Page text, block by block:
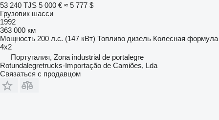
53 240 TJS 5 000 € ≈ 5 777 $
Грузовик шасси
1992
363 000 км
Мощность 200 л.с. (147 кВт) Топливо дизель Колесная формула
4x2
Португалия, Zona industrial de portalegre
Rotundalegretrucks-Importação de Camiões, Lda
Связаться с продавцом